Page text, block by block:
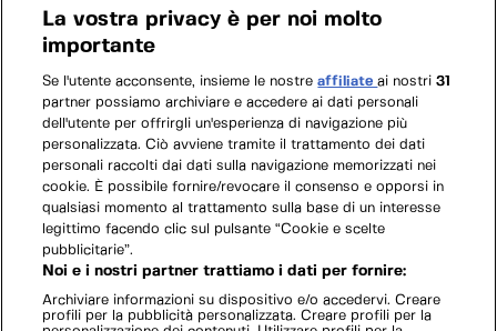
La vostra privacy è per noi molto
importante
Se l'utente acconsente, insieme le nostreaffiliateai nostri31
partner possiamo archiviare e accedere ai dati personali
dell'utente per offrirgli un'esperienza di navigazione più
personalizzata. Ciò avviene tramite il trattamento dei dati
personali raccolti dai dati sulla navigazione memorizzati nei
cookie. È possibile fornire/revocare il consenso e opporsi in
qualsiasi momento al trattamento sulla base di un interesse
legittimo facendo clic sul pulsante “Cookie e scelte
pubblicitarie”.
Noi e i nostri partner trattiamo i dati per fornire:
Archiviare informazioni su dispositivo e/o accedervi. Creare
profili per la pubblicità personalizzata. Creare profili per la